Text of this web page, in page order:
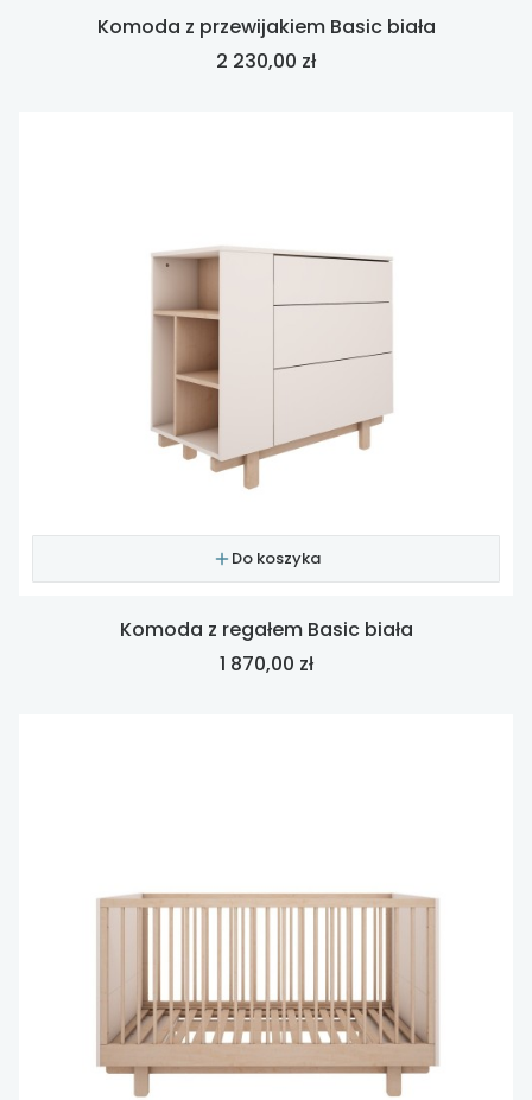
Komoda z przewijakiem Basic biała
Cena
2 230,00 zł
Do koszyka
Komoda z regałem Basic biała
Cena
1 870,00 zł